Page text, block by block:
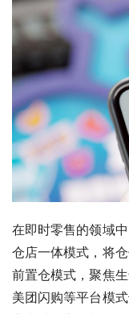
在即时零售的领域
仓店一体模式，将
前置仓模式，聚焦
美团闪购等平台模